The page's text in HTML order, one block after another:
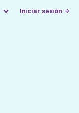
Iniciar sesión →